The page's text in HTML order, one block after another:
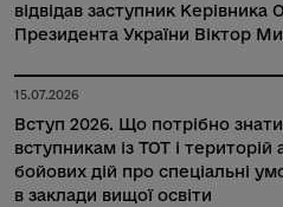
відвідав заступник Керівника
Президента України Віктор
15.07.2026
Вступ 2026. Що потрібно знати
вступникам із ТОТ і територій
бойових дій про спеціальні
в заклади вищої освіти